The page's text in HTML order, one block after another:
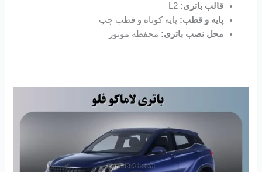
قالب باتری: L2
پایه و قطب: پایه کوتاه و قطب چپ
محل نصب باتری: محفظه موتور